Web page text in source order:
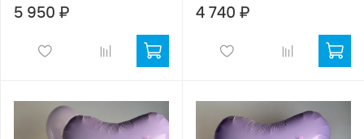
5 950 ₽ 4 740 ₽